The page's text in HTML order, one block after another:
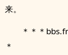
来。
＊＊＊
＊